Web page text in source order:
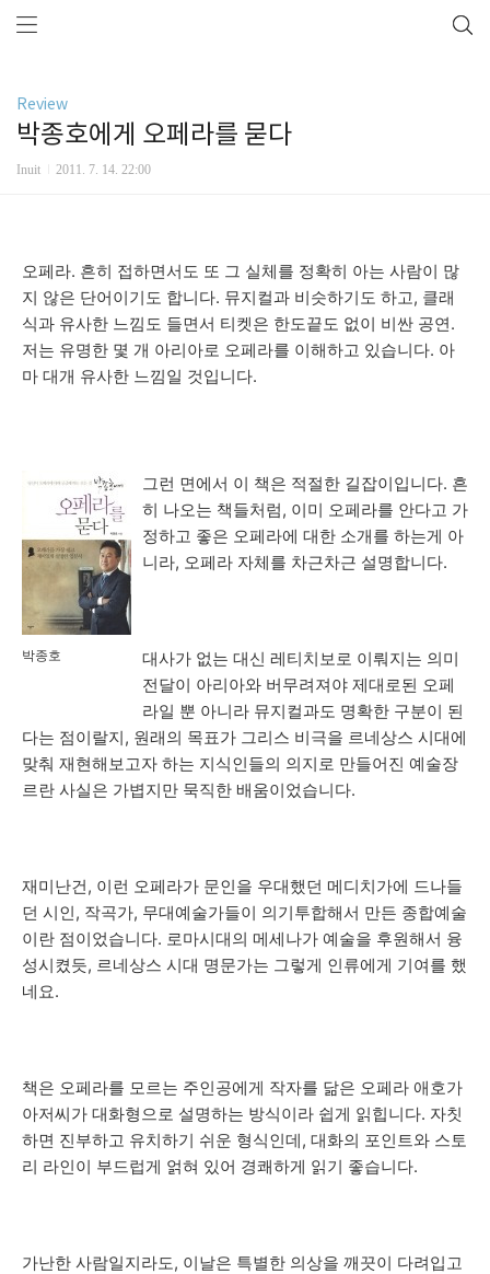
Review
박종호에게 오페라를 묻다
Inuit 2011. 7. 14. 22:00
오페라. 흔히 접하면서도 또 그 실체를 정확히 아는 사람이 많
지 않은 단어이기도 합니다. 뮤지컬과 비슷하기도 하고, 클래
식과 유사한 느낌도 들면서 티켓은 한도끝도 없이 비싼 공연.
저는 유명한 몇 개 아리아로 오페라를 이해하고 있습니다. 아
마 대개 유사한 느낌일 것입니다.
박종호
그런 면에서 이 책은 적절한 길잡이입니다. 흔
히 나오는 책들처럼, 이미 오페라를 안다고 가
정하고 좋은 오페라에 대한 소개를 하는게 아
니라, 오페라 자체를 차근차근 설명합니다.
대사가 없는 대신 레티치보로 이뤄지는 의미
전달이 아리아와 버무려져야 제대로된 오페
라일 뿐 아니라 뮤지컬과도 명확한 구분이 된
다는 점이랄지, 원래의 목표가 그리스 비극을 르네상스 시대에
맞춰 재현해보고자 하는 지식인들의 의지로 만들어진 예술장
르란 사실은 가볍지만 묵직한 배움이었습니다.
재미난건, 이런 오페라가 문인을 우대했던 메디치가에 드나들
던 시인, 작곡가, 무대예술가들이 의기투합해서 만든 종합예술
이란 점이었습니다. 로마시대의 메세나가 예술을 후원해서 융
성시켰듯, 르네상스 시대 명문가는 그렇게 인류에게 기여를 했
네요.
책은 오페라를 모르는 주인공에게 작자를 닮은 오페라 애호가
아저씨가 대화형으로 설명하는 방식이라 쉽게 읽힙니다. 자칫
하면 진부하고 유치하기 쉬운 형식인데, 대화의 포인트와 스토
리 라인이 부드럽게 얽혀 있어 경쾌하게 읽기 좋습니다.
가난한 사람일지라도, 이날은 특별한 의상을 깨끗이 다려입고